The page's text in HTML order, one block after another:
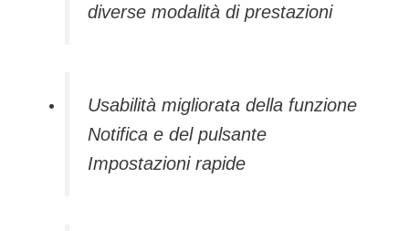
diverse modalità di prestazioni
Usabilità migliorata della funzione
Notifica e del pulsante
Impostazioni rapide